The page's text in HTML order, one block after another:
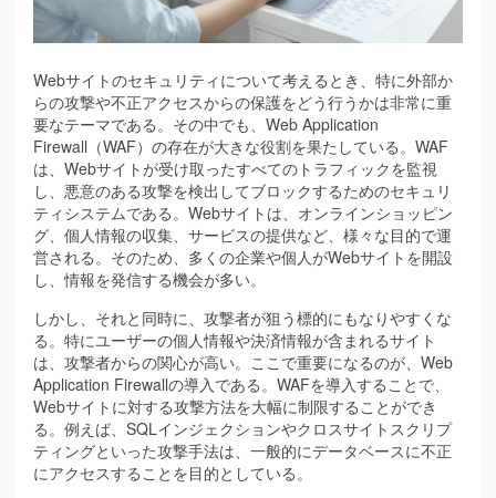
Webサイトのセキュリティについて考えるとき、特に外部か
らの攻撃や不正アクセスからの保護をどう行うかは非常に重
要なテーマである。 その中でも、Web Application
Firewall（WAF）の存在が大きな役割を果たしている。WAF
は、Webサイトが受け取ったすべてのトラフィックを監視
し、悪意のある攻撃を検出してブロックするためのセキュリ
ティシステムである。Webサイトは、オンラインショッピン
グ、個人情報の収集、サービスの提供など、様々な目的で運
営される。そのため、多くの企業や個人がWebサイトを開設
し、情報を発信する機会が多い。
しかし、それと同時に、攻撃者が狙う標的にもなりやすくな
る。特にユーザーの個人情報や決済情報が含まれるサイト
は、攻撃者からの関心が高い。ここで重要になるのが、Web
Application Firewallの導入である。WAFを導入することで、
Webサイトに対する攻撃方法を大幅に制限することができ
る。例えば、SQLインジェクションやクロスサイトスクリプ
ティングといった攻撃手法は、一般的にデータベースに不正
にアクセスすることを目的としている。